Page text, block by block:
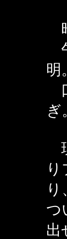
明。
ぎ
つ
出